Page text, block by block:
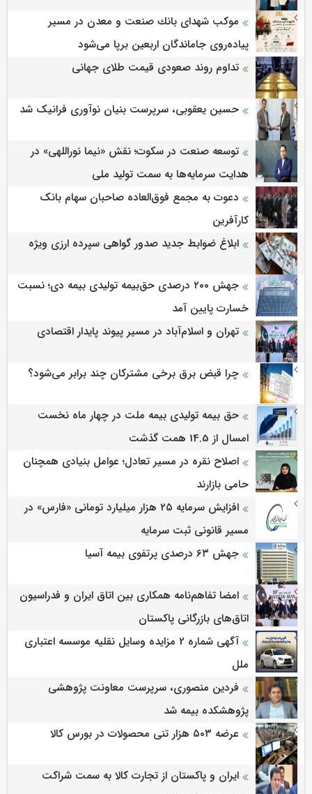
موكب شهدای بانك صنعت و معدن در مسیر
پیاده‌روی جاماندگان اربعین برپا می‌شود
تداوم روند صعودی قیمت طلای جهانی
حسین یعقوبی، سرپرست بنیان نوآوری فرانیک شد
توسعه صنعت در سکوت؛ نقش «نیما نوراللهی» در
هدایت سرمایه‌ها به سمت تولید ملی
دعوت به مجمع فوق‌العاده صاحبان سهام بانک
کارآفرین
ابلاغ ضوابط جدید صدور گواهی سپرده ارزی ویژه
جهش ۲۰۰ درصدی حق‌بیمه تولیدی بیمه دی؛ نسبت
خسارت پایین آمد
تهران و اسلام‌آباد در مسیر پیوند پایدار اقتصادی
چرا قبض برق برخی مشترکان چند برابر می‌شود؟
حق بیمه تولیدی بیمه ملت در چهار ماه نخست
امسال از 14.5 همت گذشت
اصلاح نقره در مسیر تعادل؛ عوامل بنیادی همچنان
حامی بازارند
افزایش سرمایه ۲۵ هزار میلیارد تومانی «فارس» در
مسیر قانونی ثبت سرمایه
جهش ۶۳ درصدی پرتفوی بیمه آسیا
امضا تفاهم‌نامه همکاری بین اتاق ایران و فدراسیون
اتاق‌های بازرگانی پاکستان
آگهی شماره 2 مزایده وسایل نقلیه موسسه اعتباری
ملل
فردین منصوری، سرپرست معاونت پژوهشی
پژوهشكده بیمه شد
عرضه ۵۰۳ هزار تنی محصولات در بورس کالا
ایران و پاکستان از تجارت کالا به سمت شراکت